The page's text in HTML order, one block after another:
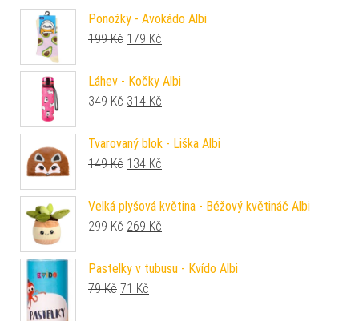
Ponožky - Avokádo Albi
199Kč Původní cena byla: 199 Kč.
179 Kč
Láhev - Kočky Albi
349Kč Původní cena byla: 349 Kč.
314 Kč
Tvarovaný blok - Liška Albi
149Kč Původní cena byla: 149 Kč.
134 Kč
Velká plyšová květina - Béžový květináč Albi
299Kč Původní cena byla: 299 Kč.
269 Kč
Pastelky v tubusu - Kvído Albi
79Kč Původní cena byla: 79 Kč.
71 Kč